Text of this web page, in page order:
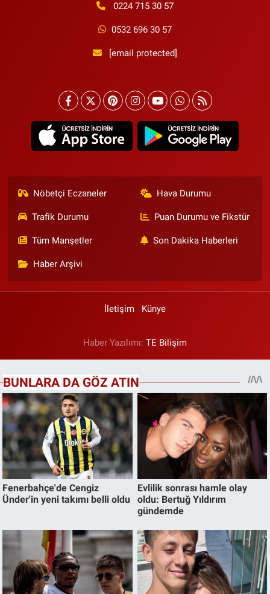
0224 715 30 57
0532 696 30 57
[email protected]
Nöbetçi Eczaneler Hava Durumu
Trafik Durumu Puan Durumu ve Fikstür
Tüm Manşetler Son Dakika Haberleri
Haber Arşivi
İletişim Künye
Haber Yazılımı: TE Bilişim